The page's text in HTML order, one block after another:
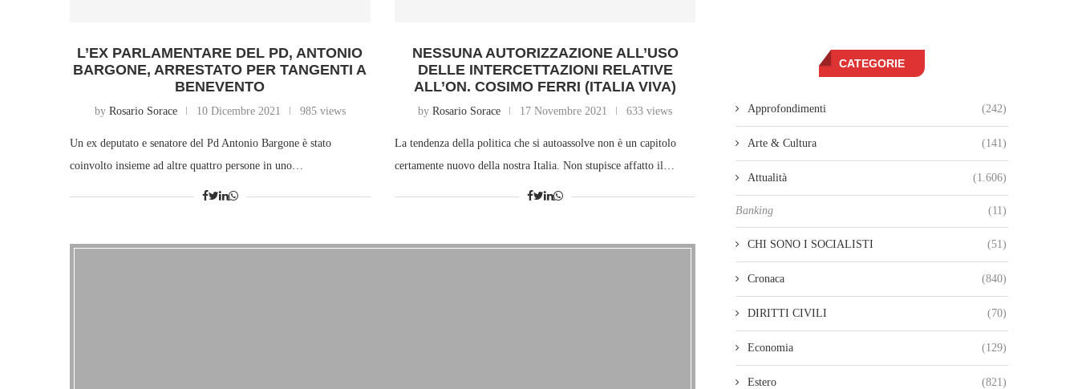
L’EX PARLAMENTARE DEL PD, ANTONIO
BARGONE, ARRESTATO PER TANGENTI A
BENEVENTO
by Rosario Sorace 10 Dicembre 2021 985 views
Un ex deputato e senatore del Pd Antonio Bargone è stato
coinvolto insieme ad altre quattro persone in uno…
NESSUNA AUTORIZZAZIONE ALL’USO
DELLE INTERCETTAZIONI RELATIVE
ALL’ON. COSIMO FERRI (ITALIA VIVA)
byRosario Sorace 17 Novembre 2021 633 views
La tendenza della politica che si autoassolve non è un capitolo
certamente nuovo della nostra Italia. Non stupisce affatto il…
CATEGORIE
Approfondimenti (242)
Arte & Cultura (141)
Attualità (1.606)
Banking (11)
CHI SONO I SOCIALISTI (51)
Cronaca (840)
DIRITTI CIVILI (70)
Economia (129)
Estero (821)